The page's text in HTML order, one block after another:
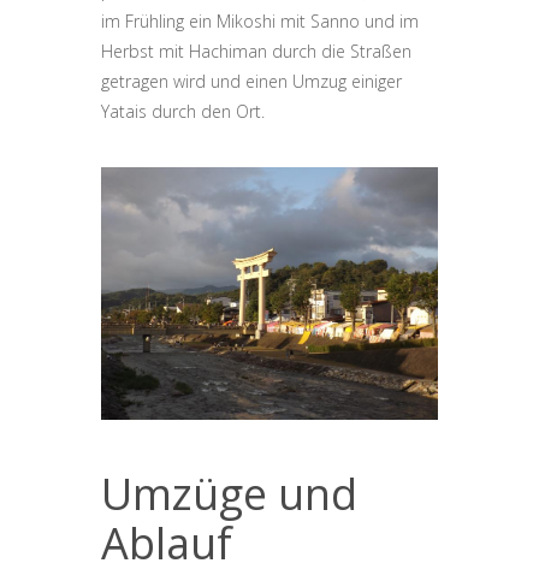
im Frühling ein Mikoshi mit Sanno und im
Herbst mit Hachiman durch die Straßen
getragen wird und einen Umzug einiger
Yatais durch den Ort.
Umzüge und
Ablauf